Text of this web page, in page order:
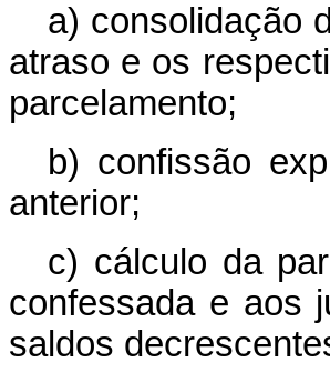
a) consolidação
atraso e os
parcelamento;
b) confissão
anterior;
c) cálculo da
confessada e aos
saldos